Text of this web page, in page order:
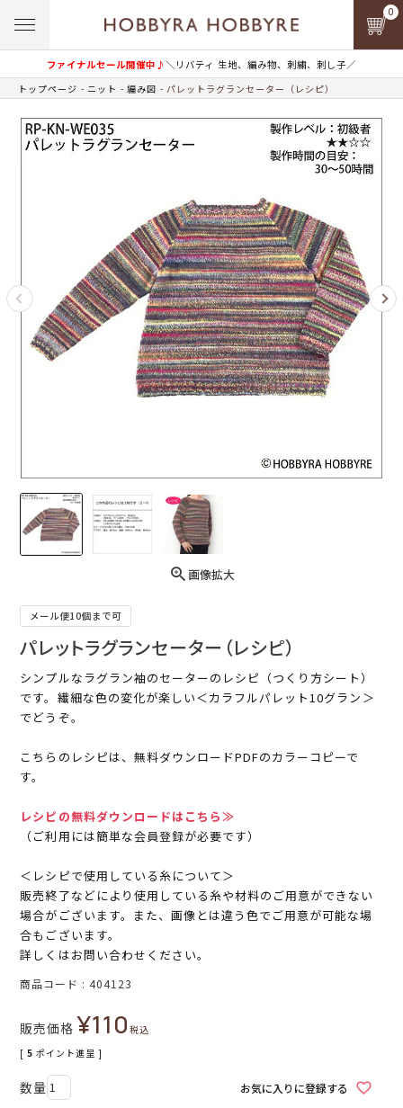
ファイナルセール開催中♪＼リバティ 生地、編み物、刺繍、刺し子／
0
トップページ ニット 編み図 パレットラグランセーター（レシピ）
画像拡大
メール便10個まで可
パレットラグランセーター（レシピ）
シンプルなラグラン袖のセーターのレシピ（つくり方シート）
です。繊細な色の変化が楽しい＜カラフルパレット10グラン＞
でどうぞ。
こちらのレシピは、無料ダウンロードPDFのカラーコピーで
す。
レシピの無料ダウンロードはこちら≫
（ご利用には簡単な会員登録が必要です）
＜レシピで使用している糸について＞
販売終了などにより使用している糸や材料のご用意ができない
場合がございます。また、画像とは違う色でご用意が可能な場
合もございます。
詳しくはお問い合わせください。
商品コード 404123
販売価格 ¥110税込
[ 5 ポイント進呈 ]
お気に入りに登録する